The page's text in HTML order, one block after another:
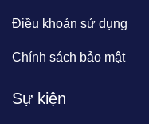
Điều khoản sử dụng
Chính sách bảo mật
Sự kiện